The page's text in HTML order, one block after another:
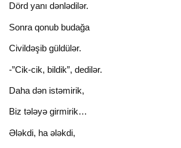
Dörd yanı dənlədilər.
Sonra qonub budağa
Civildəşib güldülər.
-”Cik-cik, bildik”, dedilər.
Daha dən istəmirik,
Biz tələyə girmirik…
Ələkdi, ha ələkdi,